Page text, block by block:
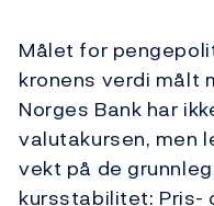
Målet for
kronens verdi målt
Norges Bank har
valutakursen, men
vekt på de
kursstabilitet: Pris-